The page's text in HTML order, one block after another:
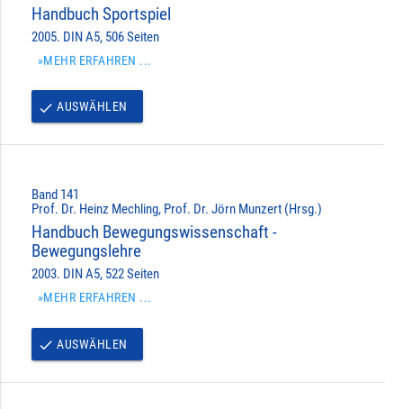
Handbuch Sportspiel
2005. DIN A5, 506 Seiten
»MEHR ERFAHREN ...
done AUSWÄHLEN
Band 141
Prof. Dr. Heinz Mechling, Prof. Dr. Jörn Munzert (Hrsg.)
Handbuch Bewegungswissenschaft -
Bewegungslehre
2003. DIN A5, 522 Seiten
»MEHR ERFAHREN ...
done AUSWÄHLEN